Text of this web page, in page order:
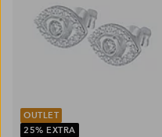
OUTLET
25% EXTRA